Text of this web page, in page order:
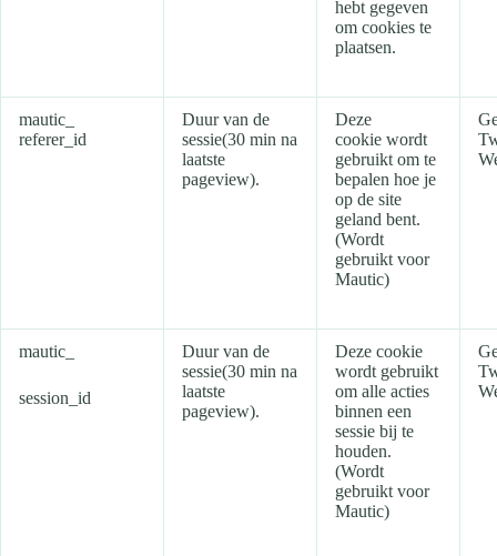
hebt gegeven
om cookies te
plaatsen.
mautic_
referer_id
Duur van de
sessie(30 min na
laatste
pageview).
Deze
cookie wordt
gebruikt om te
bepalen hoe je
op de site
geland bent.
(Wordt
gebruikt voor
Mautic)
mautic_
session_id
Duur van de
sessie(30 min na
laatste
pageview).
Deze cookie
wordt gebruikt
om alle acties
binnen een
sessie bij te
houden.
(Wordt
gebruikt voor
Mautic)